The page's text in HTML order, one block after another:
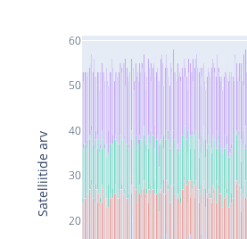
20
30
40
50
60
Satelliitide arv